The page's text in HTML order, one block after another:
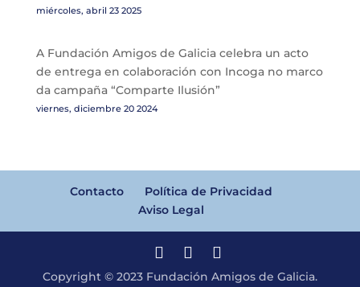
miércoles, abril 23 2025
A Fundación Amigos de Galicia celebra un acto
de entrega en colaboración con Incoga no marco
da campaña “Comparte Ilusión”
viernes, diciembre 20 2024
Contacto
Política de Privacidad
Aviso Legal
Copyright © 2023 Fundación Amigos de Galicia.